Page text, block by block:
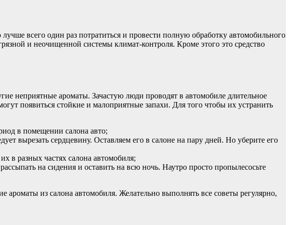
всего один раз потратиться и провести полную обработку автомобильного
и неочищенной системы климат-контроля. Кроме этого это средство
неприятные ароматы. Зачастую люди проводят в автомобиле длительное
появиться стойкие и малоприятные запахи. Для того чтобы их устранить
в помещении салона авто;
вырезать сердцевину. Оставляем его в салоне на пару дней. Но уберите его
в разных частях салона автомобиля;
на сидения и оставить на всю ночь. Наутро просто пропылесосьте
из салона автомобиля. Желательно выполнять все советы регулярно,